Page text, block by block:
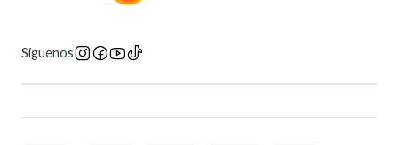
Síguenos